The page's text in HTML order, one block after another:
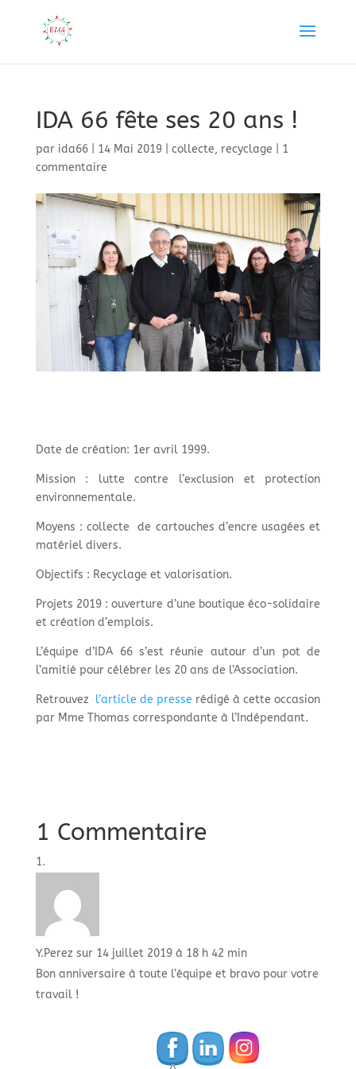
IDA 66 fête ses 20 ans !
par ida66| 14 Mai 2019| collecte, recyclage
1
commentaire
Date de création: 1er avril 1999.
Mission : lutte contre l’exclusion et protection
environnementale.
Moyens : collecte de cartouches d’encre usagées et
matériel divers.
Objectifs : Recyclage et valorisation.
Projets 2019 : ouverture d’une boutique éco-solidaire
et création d’emplois.
L’équipe d’IDA 66 s’est réunie autour d’un pot de
l’amitié pour célébrer les 20 ans de l’Association.
Retrouvez l’article de presse rédigé à cette occasion
par Mme Thomas correspondante à l’Indépendant.
1 Commentaire
Y.Perez sur 14 juillet 2019 à 18 h 42 min
Bon anniversaire à toute l’équipe et bravo pour votre
travail !